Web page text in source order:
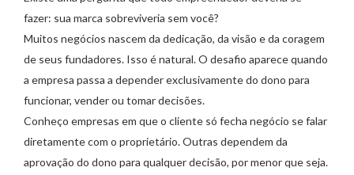
fazer: sua marca sobreviveria sem você?
Muitos negócios nascem da dedicação, da visão e da coragem
de seus fundadores. Isso é natural. O desafio aparece quando
a empresa passa a depender exclusivamente do dono para
funcionar, vender ou tomar decisões.
Conheço empresas em que o cliente só fecha negócio se falar
diretamente com o proprietário. Outras dependem da
aprovação do dono para qualquer decisão, por menor que seja.